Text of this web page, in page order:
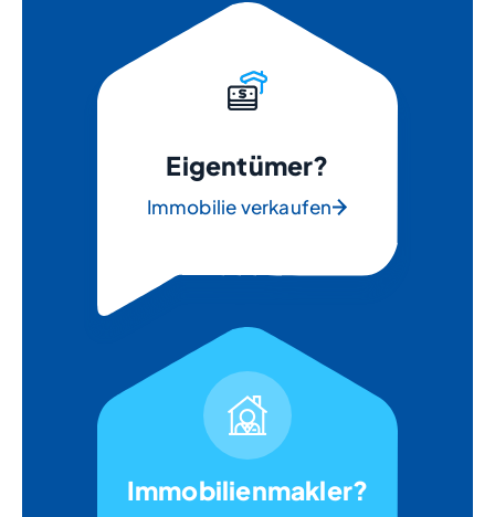
Eigentümer?
Immobilie verkaufen
Immobilienmakler?